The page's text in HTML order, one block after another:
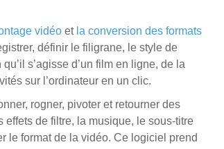
vidéo et la conversion des formats
définir le filigrane, le style de
s’agisse d’un film en ligne, de la
sur l’ordinateur en un clic.
rogner, pivoter et retourner des
de filtre, la musique, le sous-titre
le format de la vidéo. Ce logiciel prend